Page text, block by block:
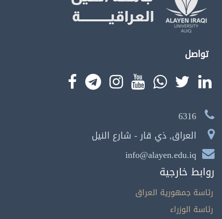
تواصل
6316
العراق, ذي قار - شارع النيل
info@alayen.edu.iq
روابط خارجية
رئاسة جمهورية العراق
رئاسة الوزراء